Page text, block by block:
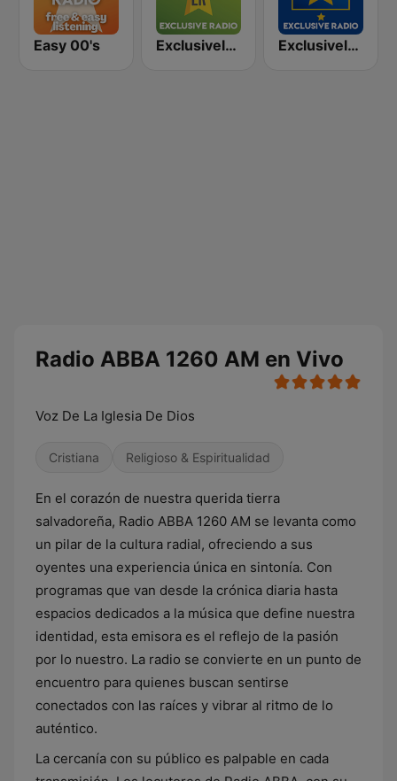
Easy 00's Exclusively The Beach Boys Exclusively Michael Jackson - HITS
Radio ABBA 1260 AM en Vivo
Voz De La Iglesia De Dios
Cristiana Religioso & Espiritualidad
En el corazón de nuestra querida tierra
salvadoreña, Radio ABBA 1260 AM se levanta como
un pilar de la cultura radial, ofreciendo a sus
oyentes una experiencia única en sintonía. Con
programas que van desde la crónica diaria hasta
espacios dedicados a la música que define nuestra
identidad, esta emisora es el reflejo de la pasión
por lo nuestro. La radio se convierte en un punto de
encuentro para quienes buscan sentirse
conectados con las raíces y vibrar al ritmo de lo
auténtico.
La cercanía con su público es palpable en cada